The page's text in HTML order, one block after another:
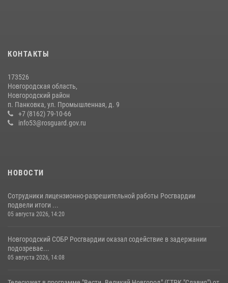
Центр лицензионно-разрешительной работы Управления
линию»
23 июля 2026, 13:43 2
Новгородские росгвардейцы приняли участие в чемпионате по
многоборью кинологов на первенство Северо-Западного округа
КОНТАКТЫ
173526
Новгородская область,
Новгородский район
п. Панковка, ул. Промышленная, д. 9
+7 (8162) 79-10-66
info53@rosguard.gov.ru
НОВОСТИ
Сотрудники лицензионно-разрешительной работы Росгвардии
подвели итоги ...
05 августа 2026, 14:20
Новгородский СОБР Росгвардии оказал содействие в задержании
подозревае...
05 августа 2026, 14:08